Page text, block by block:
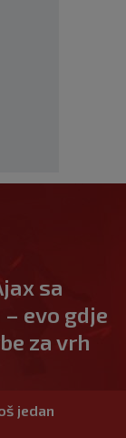
sa
evo gdje
za vrh
jedan